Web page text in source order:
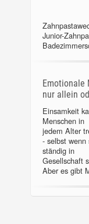
Junior-
Emotionale
nur allein
Einsamkeit
Menschen in
jedem Alter
- selbst wenn
ständig in
Gesellschaft
Aber es gibt